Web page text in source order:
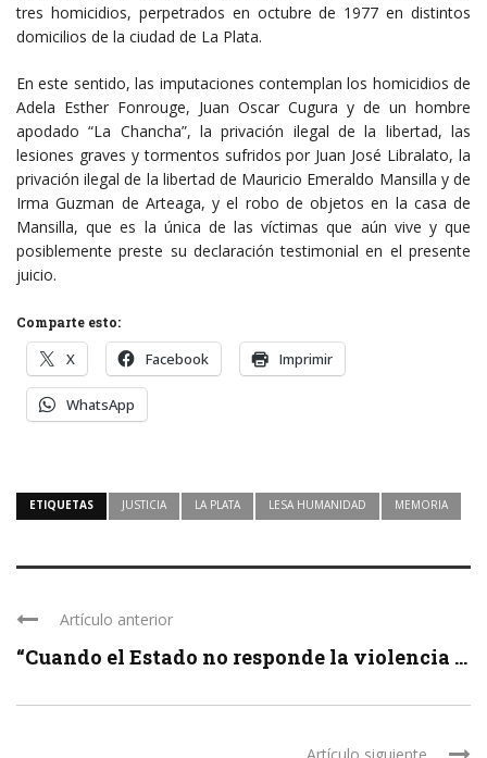
tres homicidios, perpetrados en octubre de 1977 en distintos
domicilios de la ciudad de La Plata.
En este sentido, las imputaciones contemplan los homicidios de
Adela Esther Fonrouge, Juan Oscar Cugura y de un hombre
apodado “La Chancha”, la privación ilegal de la libertad, las
lesiones graves y tormentos sufridos por Juan José Libralato, la
privación ilegal de la libertad de Mauricio Emeraldo Mansilla y de
Irma Guzman de Arteaga, y el robo de objetos en la casa de
Mansilla, que es la única de las víctimas que aún vive y que
posiblemente preste su declaración testimonial en el presente
juicio.
Comparte esto:
X Facebook Imprimir
WhatsApp
ETIQUETAS JUSTICIA LA PLATA LESA HUMANIDAD MEMORIA
Artículo anterior
“Cuando el Estado no responde la violencia ...
Artículo siguiente